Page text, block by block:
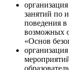
занятий по
поведения
возможных
«Основ